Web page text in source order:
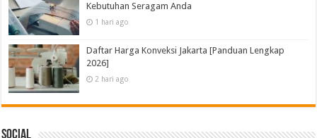
Kebutuhan Seragam Anda
1 hari ago
Daftar Harga Konveksi Jakarta [Panduan Lengkap
2026]
2 hari ago
Social